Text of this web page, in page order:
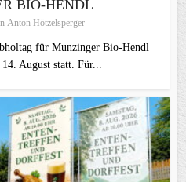
BIO-HENDL
Anton Hötzelsperger
für Munzinger Bio-Hendl
August statt. Für...